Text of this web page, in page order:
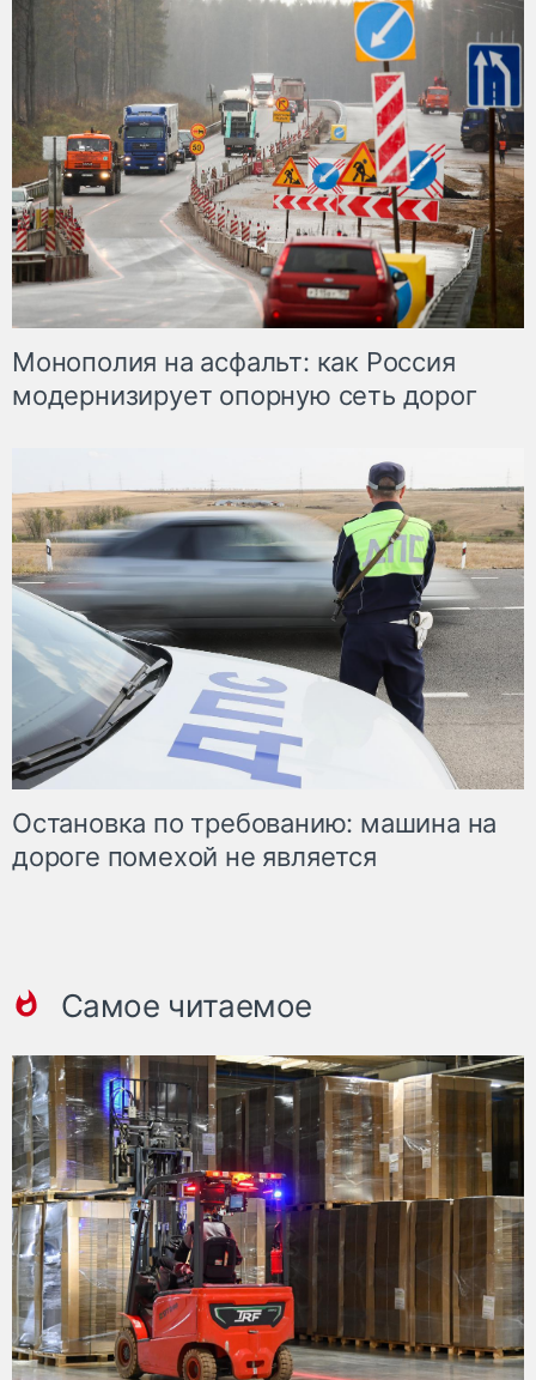
Монополия на асфальт: как Россия
модернизирует опорную сеть дорог
Остановка по требованию: машина на
дороге помехой не является
Самое читаемое